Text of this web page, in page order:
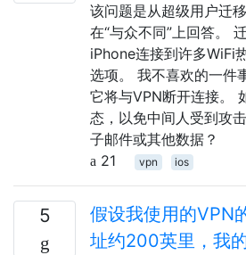
该问题是从超级用户迁
在“与众不同”上回答。
iPhone连接到许多WiFi
选项。 我不喜欢的一件
它将与VPN断开连接。
态，以免中间人受到攻
子邮件或其他数据？
21
vpn ios
5
假设我使用的VPN
址约200英里，我